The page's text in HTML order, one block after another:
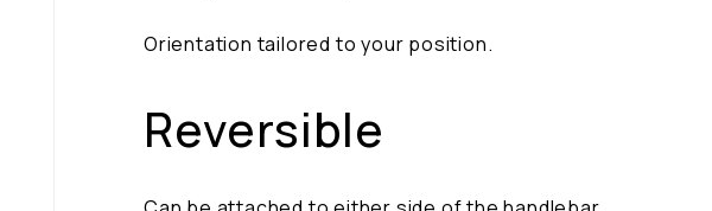
Orientation tailored to your position.
Reversible